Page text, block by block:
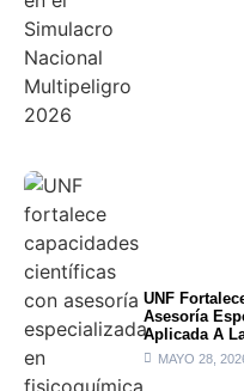
UNF
Asesoría
Aplicada A
MAYO 28,